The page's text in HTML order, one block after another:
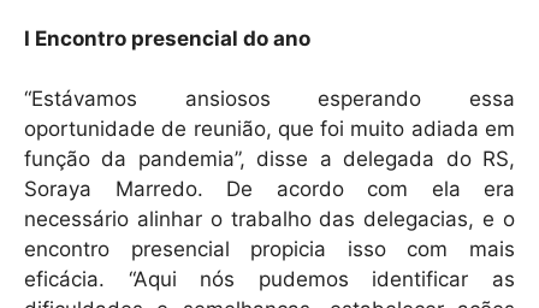
I Encontro presencial do ano
“Estávamos ansiosos esperando essa
oportunidade de reunião, que foi muito adiada em
função da pandemia”, disse a delegada do RS,
Soraya Marredo. De acordo com ela era
necessário alinhar o trabalho das delegacias, e o
encontro presencial propicia isso com mais
eficácia. “Aqui nós pudemos identificar as